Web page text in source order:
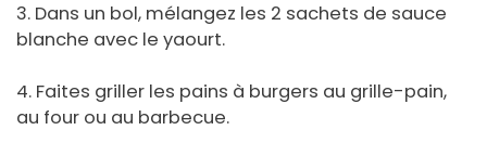
3. Dans un bol, mélangez les 2 sachets de sauce
blanche avec le yaourt.
4. Faites griller les pains à burgers au grille-pain,
au four ou au barbecue.